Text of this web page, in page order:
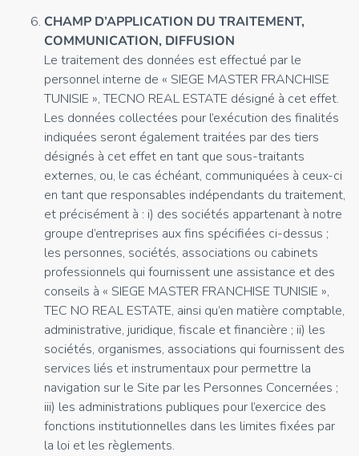
CHAMP D’APPLICATION DU TRAITEMENT,
COMMUNICATION, DIFFUSION
Le traitement des données est effectué par le
personnel interne de « SIEGE MASTER FRANCHISE
TUNISIE », TECNO REAL ESTATE désigné à cet effet.
Les données collectées pour l’exécution des finalités
indiquées seront également traitées par des tiers
désignés à cet effet en tant que sous-traitants
externes, ou, le cas échéant, communiquées à ceux-ci
en tant que responsables indépendants du traitement,
et précisément à : i) des sociétés appartenant à notre
groupe d’entreprises aux fins spécifiées ci-dessus ;
les personnes, sociétés, associations ou cabinets
professionnels qui fournissent une assistance et des
conseils à « SIEGE MASTER FRANCHISE TUNISIE »,
TEC NO REAL ESTATE, ainsi qu’en matière comptable,
administrative, juridique, fiscale et financière ; ii) les
sociétés, organismes, associations qui fournissent des
services liés et instrumentaux pour permettre la
navigation sur le Site par les Personnes Concernées ;
iii) les administrations publiques pour l’exercice des
fonctions institutionnelles dans les limites fixées par
la loi et les règlements.